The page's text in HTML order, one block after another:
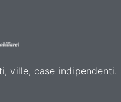
ville, case indipendenti.